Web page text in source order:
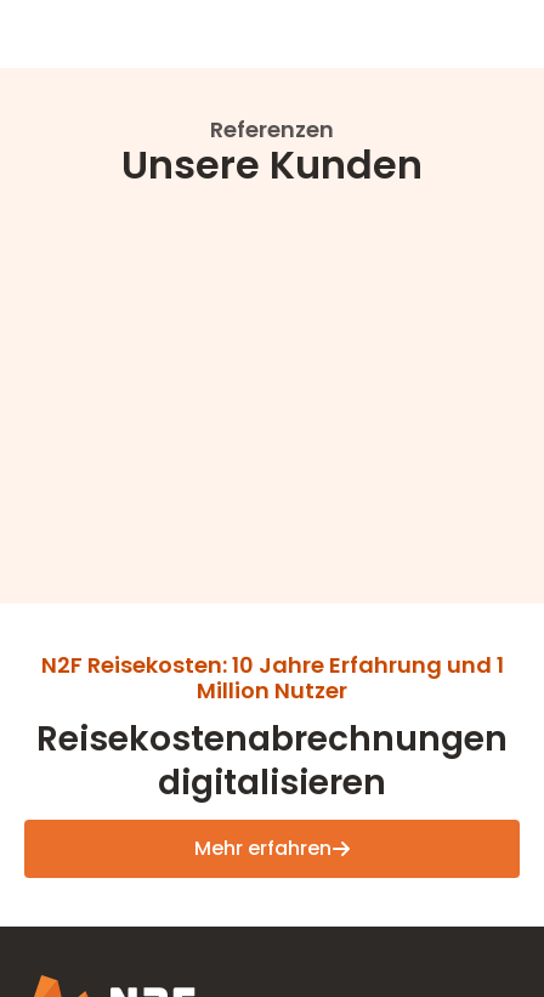
Referenzen
Unsere Kunden
N2F Reisekosten: 10 Jahre Erfahrung und 1
Million Nutzer
Reisekostenabrechnungen
digitalisieren
Mehr erfahren